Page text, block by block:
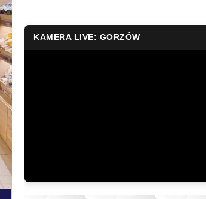
KAMERA LIVE: GORZÓW